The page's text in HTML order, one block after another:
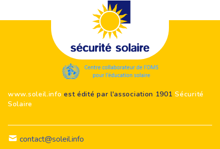
www.soleil.info est édité par l'association 1901Sécurité
Solaire
contact@soleil.info